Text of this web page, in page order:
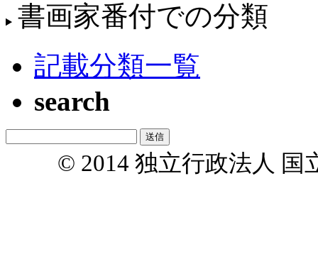
書画家番付での分類
記載分類一覧
search
© 2014 独立行政法人 国